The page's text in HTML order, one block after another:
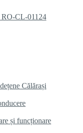
RO-CL-01124
Călărași
și funcționare